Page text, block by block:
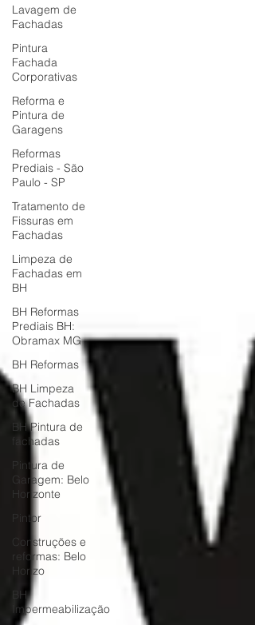
Lavagem de
Fachadas
Pintura
Fachada
Corporativas
Reforma e
Pintura de
Garagens
Reformas
Prediais - São
Paulo - SP
Tratamento de
Fissuras em
Fachadas
Limpeza de
Fachadas em
BH
BH Reformas
Prediais BH:
Obramax MG
BH Reformas
BH Limpeza
de Fachadas
BH Pintura de
fachadas
Pintura de
Garagem: Belo
Horizonte
Pintor
Construções e
reformas: Belo
Horizo
BH
Impermeabilização
intempéries, esse procedimento evita
armaduras de ferro, enfraquecer o concreto
e causar danos severos ao longo do
Por que a impermeabilização é vital?
Segurança Estrutural: A água que entra
pelas paredes pode causar oxidação das
ferragens (ferrugem